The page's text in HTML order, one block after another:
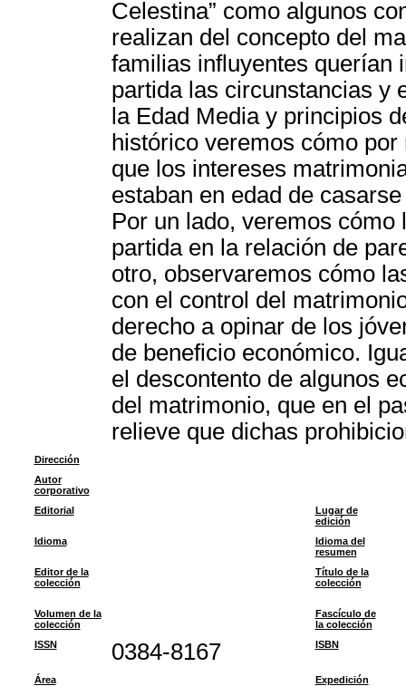
Celestina” como algunos
realizan del concepto del
familias influyentes querían
partida las circunstancias y
la Edad Media y principios
histórico veremos cómo
que los intereses
estaban en edad de
Por un lado, veremos
partida en la relación de
otro, observaremos cómo
con el control del
derecho a opinar de los
de beneficio económico.
el descontento de algunos
del matrimonio, que en el
relieve que dichas
Dirección
Autor
corporativo
Editorial
Lugar de
edición
Idioma
Idioma del
resumen
Editor de la
colección
Título de la
colección
Volumen de la
colección
Fascículo de
la colección
ISSN
0384-8167 ISBN
Área
Expedición